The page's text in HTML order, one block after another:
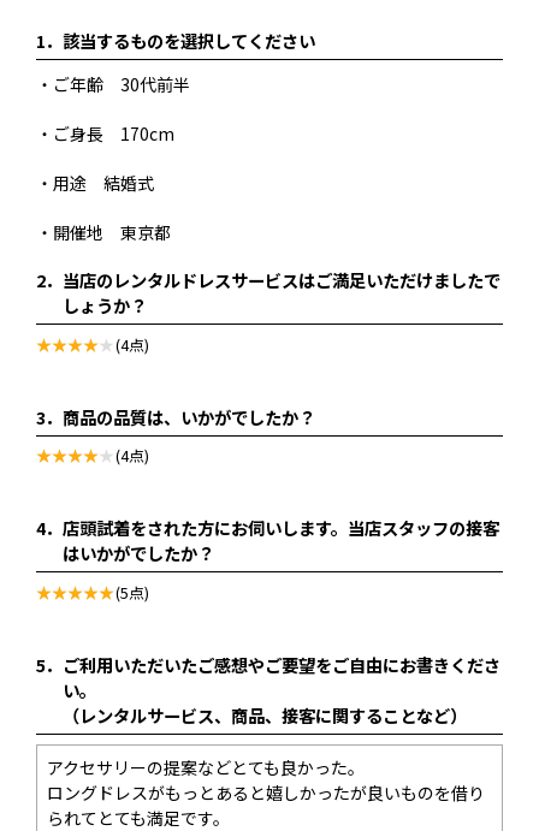
1． 該当するものを選択してください
・ご年齢 30代前半
・ご身長 170cm
・用途 結婚式
・開催地 東京都
2． 当店のレンタルドレスサービスはご満足いただけましたで
しょうか？
(4点)
3． 商品の品質は、いかがでしたか？
(4点)
4． 店頭試着をされた方にお伺いします。当店スタッフの接客
はいかがでしたか？
(5点)
5． ご利用いただいたご感想やご要望をご自由にお書きくださ
い。
（レンタルサービス、商品、接客に関することなど）
アクセサリーの提案などとても良かった。
ロングドレスがもっとあると嬉しかったが良いものを借り
られてとても満足です。